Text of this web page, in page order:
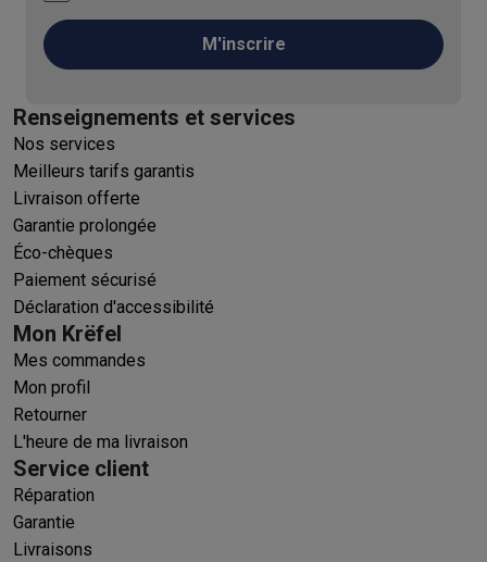
M'inscrire
Renseignements et services
Nos services
Meilleurs tarifs garantis
Livraison offerte
Garantie prolongée
Éco-chèques
Paiement sécurisé
Déclaration d'accessibilité
Mon Krëfel
Mes commandes
Mon profil
Retourner
L'heure de ma livraison
Service client
Réparation
Garantie
Livraisons